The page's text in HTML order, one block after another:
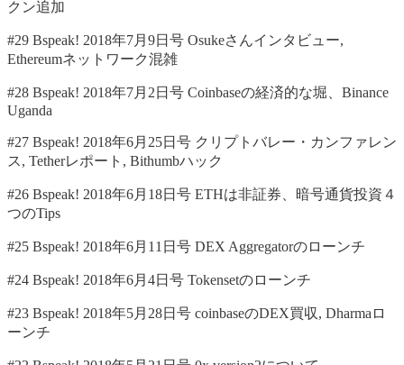
クン追加
#29 Bspeak! 2018年7月9日号 Osukeさんインタビュー,
Ethereumネットワーク混雑
#28 Bspeak! 2018年7月2日号 Coinbaseの経済的な堀、Binance
Uganda
#27 Bspeak! 2018年6月25日号 クリプトバレー・カンファレン
ス, Tetherレポート, Bithumbハック
#26 Bspeak! 2018年6月18日号 ETHは非証券、暗号通貨投資４
つのTips
#25 Bspeak! 2018年6月11日号 DEX Aggregatorのローンチ
#24 Bspeak! 2018年6月4日号 Tokensetのローンチ
#23 Bspeak! 2018年5月28日号 coinbaseのDEX買収, Dharmaロ
ーンチ